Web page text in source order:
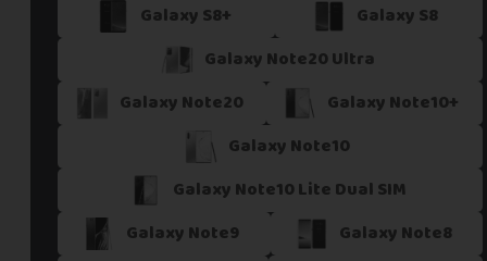
Galaxy S8+
Galaxy S8
Galaxy Note20 Ultra
Galaxy Note20
Galaxy Note10+
Galaxy Note10
Galaxy Note10 Lite Dual SIM
Galaxy Note9
Galaxy Note8